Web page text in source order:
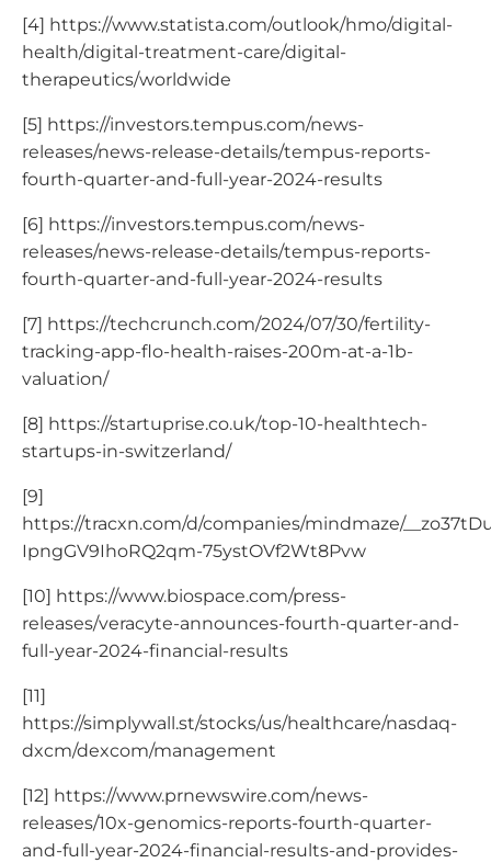
[4] https://www.statista.com/outlook/hmo/digital-
health/digital-treatment-care/digital-
therapeutics/worldwide
[5] https://investors.tempus.com/news-
releases/news-release-details/tempus-reports-
fourth-quarter-and-full-year-2024-results
[6] https://investors.tempus.com/news-
releases/news-release-details/tempus-reports-
fourth-quarter-and-full-year-2024-results
[7] https://techcrunch.com/2024/07/30/fertility-
tracking-app-flo-health-raises-200m-at-a-1b-
valuation/
[8] https://startuprise.co.uk/top-10-healthtech-
startups-in-switzerland/
[9]
https://tracxn.com/d/companies/mindmaze/
IpngGV9IhoRQ2qm-75ystOVf2Wt8Pvw
[10] https://www.biospace.com/press-
releases/veracyte-announces-fourth-quarter-and-
full-year-2024-financial-results
[11]
https://simplywall.st/stocks/us/healthcare/nasdaq-
dxcm/dexcom/management
[12] https://www.prnewswire.com/news-
releases/10x-genomics-reports-fourth-quarter-
and-full-year-2024-financial-results-and-provides-